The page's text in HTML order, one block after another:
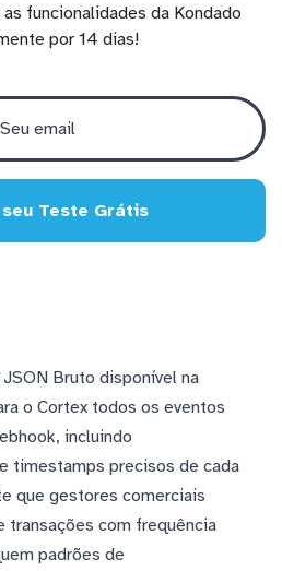
funcionalidades da Kondado
por 14 dias!
seu Teste Grátis
Bruto disponível na
o Cortex todos os eventos
incluindo
timestamps precisos de cada
que gestores comerciais
transações com frequência
padrões de